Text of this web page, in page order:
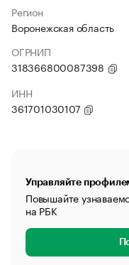
Регион
Воронежская область
ОГРНИП
318366800087398
ИНН
361701030107
Управляйте
Повышайте
на РБК